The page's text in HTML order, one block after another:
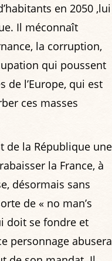
en 2050 ,lui
Il méconnaît
la corruption,
qui poussent
de l’Europe, qui est
ces masses
de la République une
la France, à
désormais sans
de « no man’s
doit se fondre et
personnage abusera